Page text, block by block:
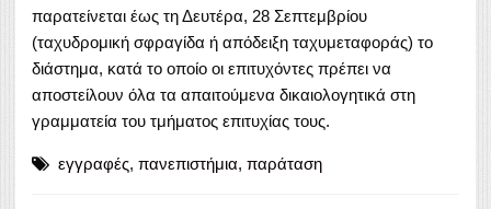
παρατείνεται έως τη Δευτέρα, 28 Σεπτεμβρίου
(ταχυδρομική σφραγίδα ή απόδειξη ταχυμεταφοράς) το
διάστημα, κατά το οποίο οι επιτυχόντες πρέπει να
αποστείλουν όλα τα απαιτούμενα δικαιολογητικά στη
γραμματεία του τμήματος επιτυχίας τους.
εγγραφές, πανεπιστήμια, παράταση